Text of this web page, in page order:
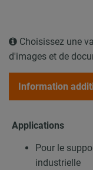
Choisissez une
d'images et de
Information
Applications
Pour le
industrielle